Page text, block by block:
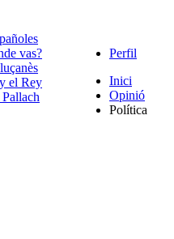
vas?
el Rey
Perfil
Inici
Opinió
Política